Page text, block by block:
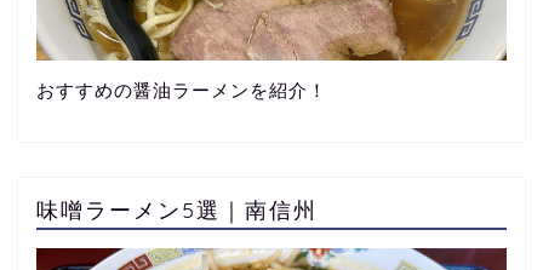
おすすめの醤油ラーメンを紹介！
味噌ラーメン5選｜南信州